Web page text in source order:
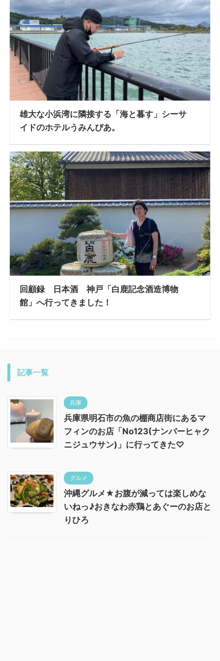
雄大な小浜湾に隣接する「海と暮す」シーサ
イドのホテルうみんぴあ。
回顧録 日本酒 神戸「白鹿記念酒造博物
館」へ行ってきました！
記事一覧
兵庫
兵庫県明石市の魚の棚商店街にあるマ
フィンのお店「No123(ナンバーヒャク
ニジュウサン)」に行ってきた♡
グルメ
沖縄グルメ★お腹が減っては楽しめな
いねっ♪おきなわ赤鶏とあぐーのお店と
りひろ